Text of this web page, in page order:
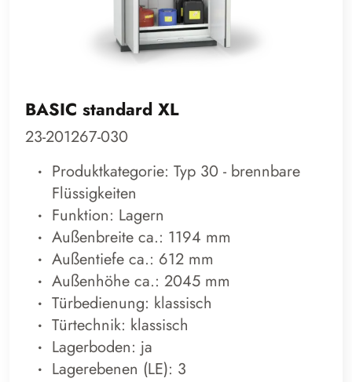
BASIC standard XL
23-201267-030
Produktkategorie: Typ 30 - brennbare
Flüssigkeiten
Funktion: Lagern
Außenbreite ca.: 1194 mm
Außentiefe ca.: 612 mm
Außenhöhe ca.: 2045 mm
Türbedienung: klassisch
Türtechnik: klassisch
Lagerboden: ja
Lagerebenen (LE): 3